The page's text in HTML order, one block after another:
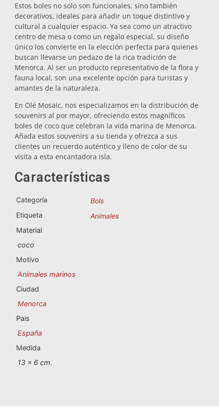
Vasos
Vasos de chupito
Souvenirs por ciudad
Souvenirs de España
Souvenirs de Portugal
Albacete
Ávila
Badajoz
Estos boles no solo son funcionales, sino también
decorativos, ideales para añadir un toque distintivo y
cultural a cualquier espacio. Ya sea como un atractivo
centro de mesa o como un regalo especial, su diseño
único los convierte en la elección perfecta para quienes
buscan llevarse un pedazo de la rica tradición de
Menorca. Al ser un producto representativo de la flora y
fauna local, son una excelente opción para turistas y
amantes de la naturaleza.
En Olé Mosaic, nos especializamos en la distribución de
souvenirs al por mayor, ofreciendo estos magníficos
boles de coco que celebran la vida marina de Menorca.
Añada estos souvenirs a su tienda y ofrezca a sus
clientes un recuerdo auténtico y lleno de color de su
visita a esta encantadora isla.
Características
Categoría
Bols
Etiqueta
Animales
Material
coco
Motivo
Animales marinos
Ciudad
Menorca
Pais
España
Medida
13 x 6 cm.